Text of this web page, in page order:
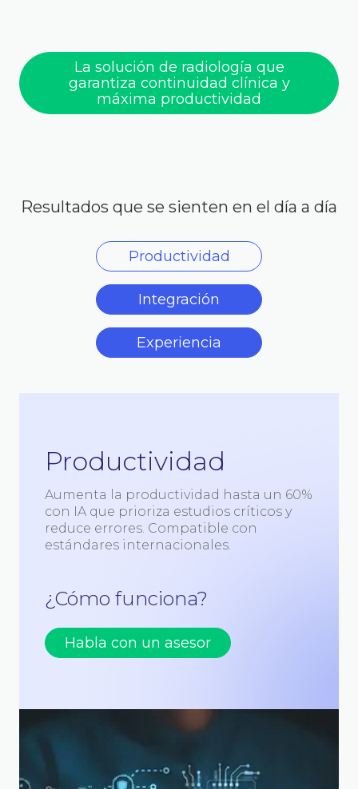
La solución de radiología que
garantiza continuidad clínica y
máxima productividad
Resultados que se sienten en el día a día
Productividad
Integración
Experiencia
Productividad
Aumenta la productividad hasta un 60%
con IA que prioriza estudios críticos y
reduce errores. Compatible con
estándares internacionales.
¿Cómo funciona?
Habla con un asesor